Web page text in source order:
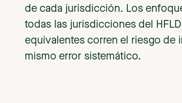
de cada jurisdicción. Los
todas las jurisdicciones del
equivalentes corren el riesgo de
mismo error sistemático.